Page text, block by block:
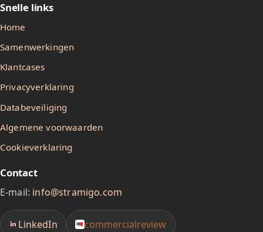
Snelle links
Home
Samenwerkingen
Klantcases
Privacyverklaring
Databeveiliging
Algemene voorwaarden
Cookieverklaring
Contact
E-mail: info@stramigo.com
LinkedIn commercialreview